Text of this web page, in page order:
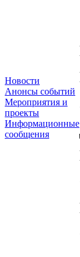
Новости
Анонсы событий
Мероприятия и
проекты
Информационные
сообщения